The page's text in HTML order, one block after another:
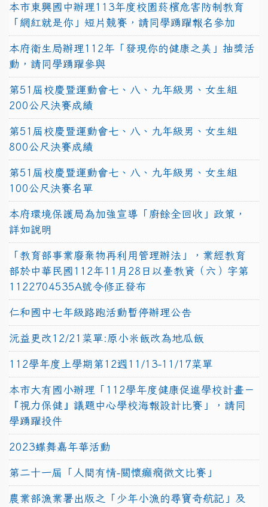
本市東興國中辦理113年度校園菸檳危害防制教育
「網紅就是你」短片競賽，請同學踴躍報名參加
本府衛生局辦理112年「發現你的健康之美」抽獎活
動，請同學踴躍參與
第51屆校慶暨運動會七、八、九年級男、女生組
200公尺決賽成績
第51屆校慶暨運動會七、八、九年級男、女生組
800公尺決賽成績
第51屆校慶暨運動會七、八、九年級男、女生組
100公尺決賽名單
本府環境保護局為加強宣導「廚餘全回收」政策，
詳如說明
「教育部事業廢棄物再利用管理辦法」，業經教育
部於中華民國112年11月28日以臺教資（六）字第
1122704535A號令修正發布
仁和國中七年級路跑活動暫停辦理公告
沅益更改12/21菜單:原小米飯改為地瓜飯
112學年度上學期第12週11/13-11/17菜單
本市大有國小辦理「112學年度健康促進學校計畫－
『視力保健』議題中心學校海報設計比賽」，請同
學踴躍投件
2023蝶舞嘉年華活動
第二十一屆「人間有情-關懷癲癇徵文比賽」
農業部漁業署出版之「少年小漁的尋寶奇航記」及